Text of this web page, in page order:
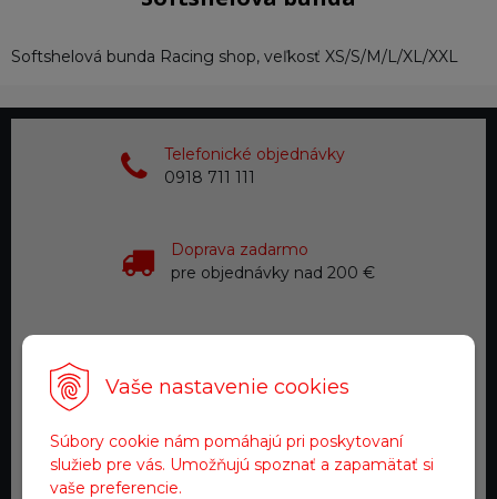
Vaše nastavenie cookies
Súbory cookie nám pomáhajú pri poskytovaní
služieb pre vás. Umožňujú spoznať a zapamätať si
vaše preferencie.
Softshelová bunda Racing shop, veľkosť XS/S/M/L/XL/XXL
Telefonické objednávky
0918 711 111
Doprava zadarmo
pre objednávky nad 200 €
Zákaznícky servis
a starostlivosť